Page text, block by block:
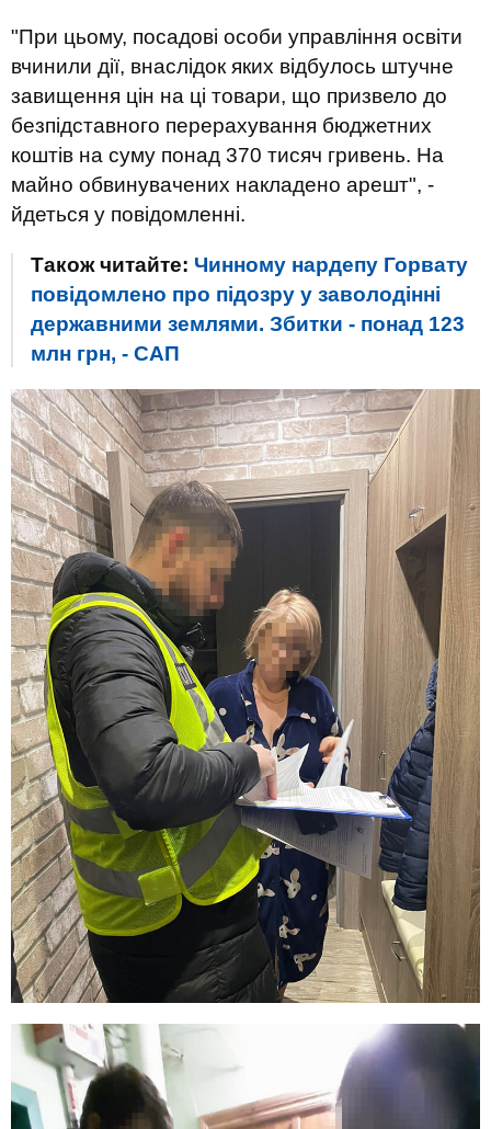
"При цьому, посадові особи управління освіти
вчинили дії, внаслідок яких відбулось штучне
завищення цін на ці товари, що призвело до
безпідставного перерахування бюджетних
коштів на суму понад 370 тисяч гривень. На
майно обвинувачених накладено арешт", -
йдеться у повідомленні.
Також читайте: Чинному нардепу Горвату
повідомлено про підозру у заволодінні
державними землями. Збитки - понад 123
млн грн, - САП